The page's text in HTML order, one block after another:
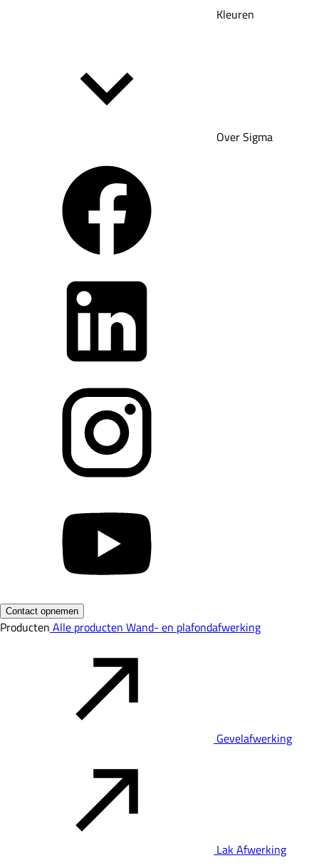
Kleuren
Over Sigma
Contact opnemen
Producten Alle producten Wand- en plafondafwerking
Gevelafwerking
Lak Afwerking